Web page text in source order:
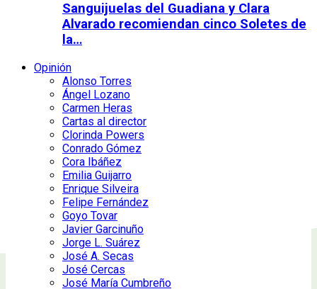
Sanguijuelas del Guadiana y Clara
Alvarado recomiendan cinco Soletes de
la…
Opinión
Alonso Torres
Ángel Lozano
Carmen Heras
Cartas al director
Clorinda Powers
Conrado Gómez
Cora Ibáñez
Emilia Guijarro
Enrique Silveira
Felipe Fernández
Goyo Tovar
Javier Garcinuño
Jorge L. Suárez
José A. Secas
José Cercas
José María Cumbreño